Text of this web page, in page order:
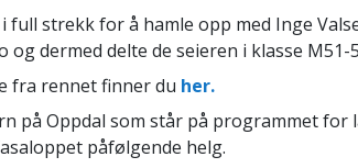
full strekk for å hamle opp med Inge
og dermed delte de seieren i klasse M51-
fra rennet finner du her.
på Oppdal som står på programmet for
påfølgende helg.